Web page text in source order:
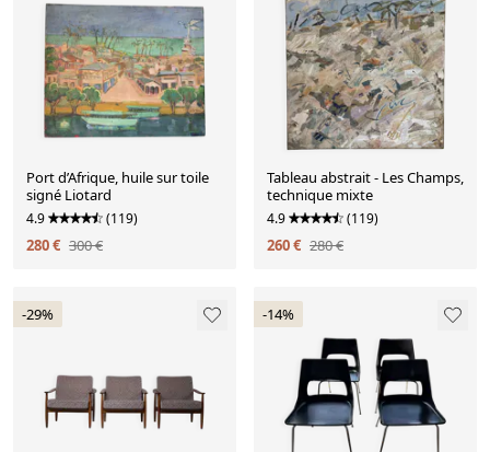
Port d’Afrique, huile sur toile
signé Liotard
4.9 (119)
280 € 300 €
Tableau abstrait - Les Champs,
technique mixte
4.9 (119)
260 € 280 €
-29% -14%